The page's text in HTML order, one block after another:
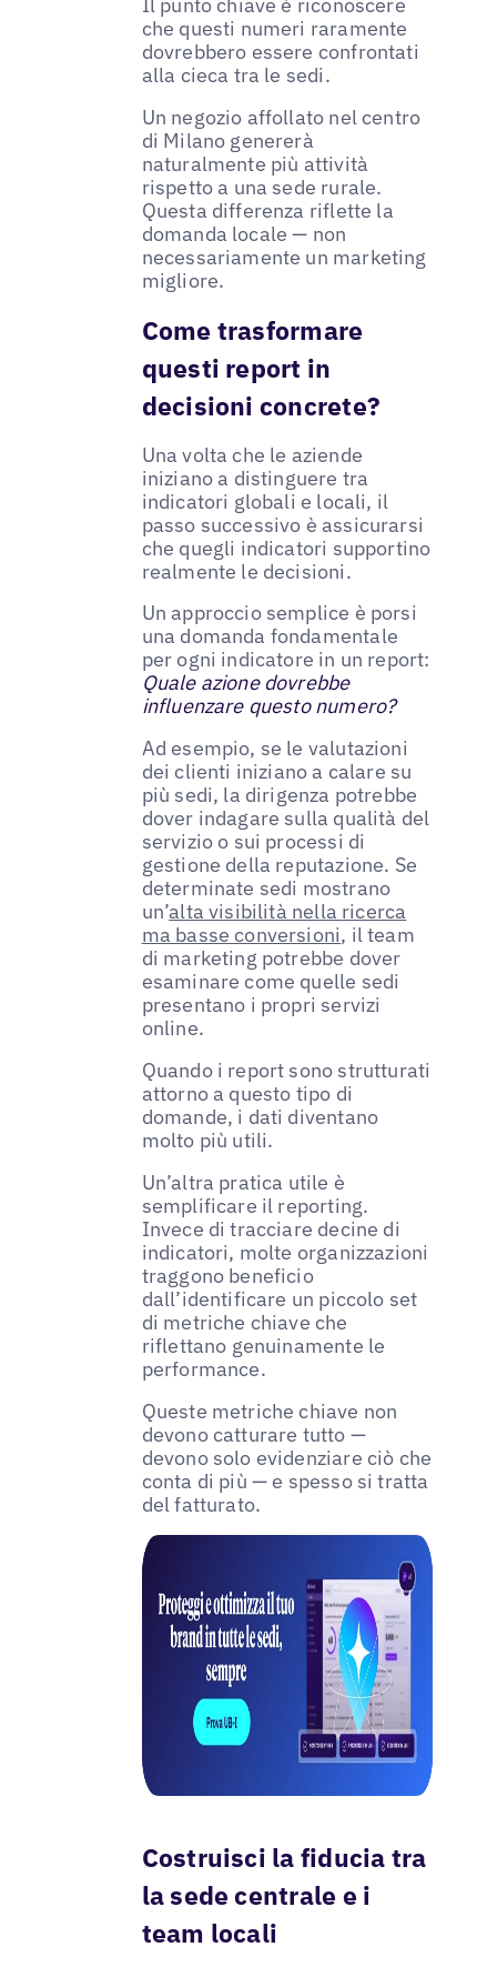
che questi numeri raramente
dovrebbero essere confrontati
alla cieca tra le sedi.
Un negozio affollato nel centro
di Milano genererà
naturalmente più attività
rispetto a una sede rurale.
Questa differenza riflette la
domanda locale — non
necessariamente un marketing
migliore.
Come trasformare
questi report in
decisioni concrete?
Una volta che le aziende
iniziano a distinguere tra
indicatori globali e locali, il
passo successivo è assicurarsi
che quegli indicatori supportino
realmente le decisioni.
Un approccio semplice è porsi
una domanda fondamentale
per ogni indicatore in un report:
Quale azione dovrebbe
influenzare questo numero?
Ad esempio, se le valutazioni
dei clienti iniziano a calare su
più sedi, la dirigenza potrebbe
dover indagare sulla qualità del
servizio o sui processi di
gestione della reputazione. Se
determinate sedi mostrano
un’alta visibilità nella ricerca
ma basse conversioni, il team
di marketing potrebbe dover
esaminare come quelle sedi
presentano i propri servizi
online.
Quando i report sono strutturati
attorno a questo tipo di
domande, i dati diventano
molto più utili.
Un’altra pratica utile è
semplificare il reporting.
Invece di tracciare decine di
indicatori, molte organizzazioni
traggono beneficio
dall’identificare un piccolo set
di metriche chiave che
riflettano genuinamente le
performance.
Queste metriche chiave non
devono catturare tutto —
devono solo evidenziare ciò che
conta di più — e spesso si tratta
del fatturato.
Costruisci la fiducia tra
la sede centrale e i
team locali